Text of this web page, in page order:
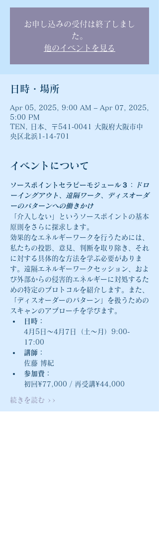
お申し込みの受付は終了しまし
た。
他のイベントを見る
日時・場所
Apr 05, 2025, 9:00 AM – Apr 07, 2025,
5:00 PM
TEN, 日本、〒541-0041 大阪府大阪市中
央区北浜1-14-701
イベントについて
ソースポイントセラピーモジュール３：
ドロ
ーイングアウト、遠隔ワーク、ディスオーダ
ーのパターンへの働きかけ
「介入しない」というソースポイントの基本
原則をさらに探求します。
効果的なエネルギーワークを行うためには、
私たちの投影、意見、判断を取り除き、それ
に対する具体的な方法を学ぶ必要がありま
す。遠隔エネルギーワークセッション、およ
び外部からの侵害的エネルギーに対処するた
めの特定のプロトコルを紹介します。また、
「ディスオーダーのパターン」を扱うための
スキャンのアプローチを学びます。
日時：
4月5日〜4月7日（土〜月）9:00-
17:00
講師：
佐藤 博紀
参加費：
初回¥77,000 / 再受講¥44,000
続きを読む >>